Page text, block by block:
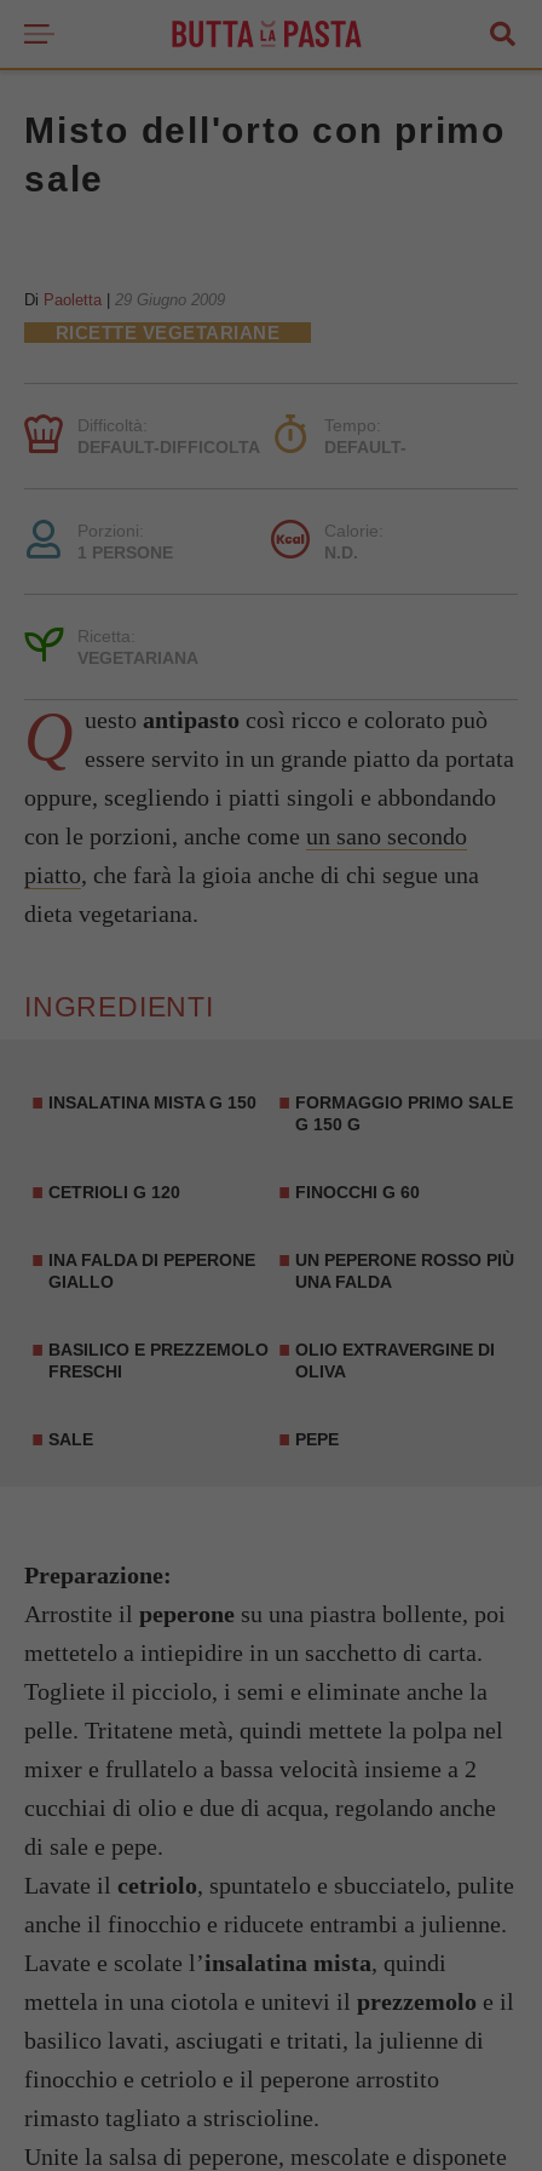
Misto dell'orto con primo
sale
Di Paoletta 29 Giugno 2009
RICETTE VEGETARIANE
Difficoltà:
DEFAULT-DIFFICOLTA
Tempo:
DEFAULT-
Porzioni:
1 PERSONE
Calorie:
N.D.
Ricetta:
VEGETARIANA
Q uesto antipasto così ricco e colorato può
essere servito in un grande piatto da portata
oppure, scegliendo i piatti singoli e abbondando
con le porzioni, anche come un sano secondo
piatto, che farà la gioia anche di chi segue una
dieta vegetariana.
INGREDIENTI
INSALATINA MISTA G 150
FORMAGGIO PRIMO SALE
G 150 G
CETRIOLI G 120 FINOCCHI G 60
INA FALDA DI PEPERONE
GIALLO
UN PEPERONE ROSSO PIÙ
UNA FALDA
BASILICO E PREZZEMOLO
FRESCHI
OLIO EXTRAVERGINE DI
OLIVA
SALE PEPE
Preparazione:
Arrostite il peperone su una piastra bollente, poi
mettetelo a intiepidire in un sacchetto di carta.
Togliete il picciolo, i semi e eliminate anche la
pelle. Tritatene metà, quindi mettete la polpa nel
mixer e frullatelo a bassa velocità insieme a 2
cucchiai di olio e due di acqua, regolando anche
di sale e pepe.
Lavate il cetriolo, spuntatelo e sbucciatelo, pulite
anche il finocchio e riducete entrambi a julienne.
Lavate e scolate l’insalatina mista, quindi
mettela in una ciotola e unitevi il prezzemolo e il
basilico lavati, asciugati e tritati, la julienne di
finocchio e cetriolo e il peperone arrostito
rimasto tagliato a striscioline.
Unite la salsa di peperone, mescolate e disponete